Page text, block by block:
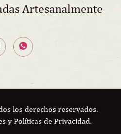
Artesanalmente
los derechos reservados.
y Políticas de Privacidad.